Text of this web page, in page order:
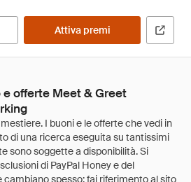
Attiva premi
offerte Meet & Greet